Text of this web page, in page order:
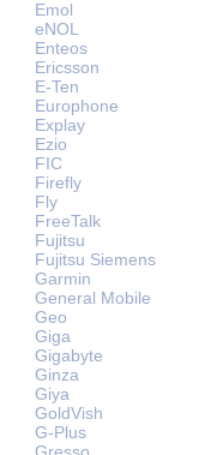
Emol
eNOL
Enteos
Ericsson
E-Ten
Europhone
Explay
Ezio
FIC
Firefly
Fly
FreeTalk
Fujitsu
Fujitsu Siemens
Garmin
General Mobile
Geo
Giga
Gigabyte
Ginza
Giya
GoldVish
G-Plus